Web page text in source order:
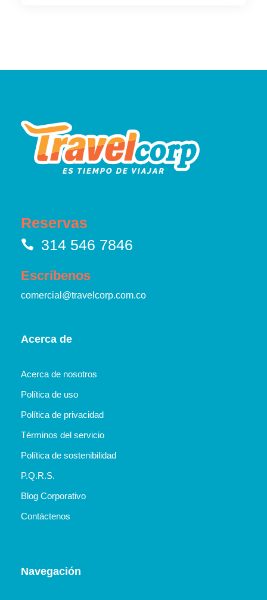
Reservas
314 546 7846
Escríbenos
comercial@travelcorp.com.co
Acerca de
Acerca de nosotros
Política de uso
Política de privacidad
Términos del servicio
Política de sostenibilidad
P.Q.R.S.
Blog Corporativo
Contáctenos
Navegación